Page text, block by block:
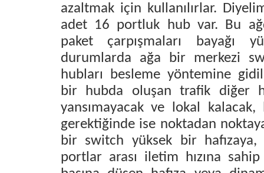
azaltmak için kullanılırlar.
adet 16 portluk hub var. Bu
paket çarpışmaları bayağı
durumlarda ağa bir merkezi
hubları besleme yöntemine
bir hubda oluşan trafik diğer
yansımayacak ve lokal
gerektiğinde ise noktadan
bir switch yüksek bir
portlar arası iletim hızına